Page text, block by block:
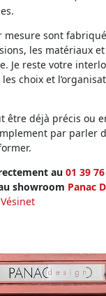
mesure sont
les matériaux
Je reste votre
les choix et
être déjà précis ou
par parler
au 01 39
showroom Panac